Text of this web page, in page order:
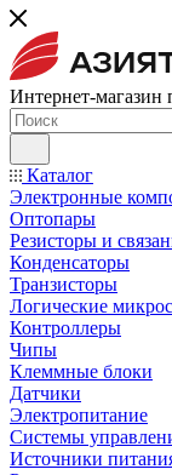
Интернет-магазин
Каталог
Электронные
Оптопары
Резисторы и
Конденсаторы
Транзисторы
Логические
Контроллеры
Чипы
Клеммные блоки
Датчики
Электропитание
Системы
Источники